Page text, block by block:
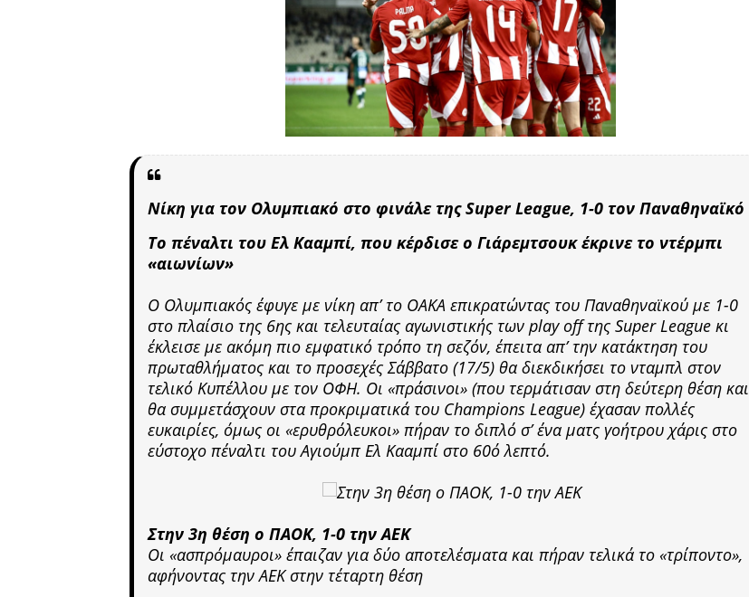
Νίκη για τον Ολυμπιακό στο φινάλε της Super League, 1-0 τον Παναθηναϊκό
Το πέναλτι του Ελ Κααμπί, που κέρδισε ο Γιάρεμτσουκ έκρινε το ντέρμπι
«αιωνίων»
Ο Ολυμπιακός έφυγε με νίκη απ’ το ΟΑΚΑ επικρατώντας του Παναθηναϊκού με 1-0
στο πλαίσιο της 6ης και τελευταίας αγωνιστικής των play off της Super League κι
έκλεισε με ακόμη πιο εμφατικό τρόπο τη σεζόν, έπειτα απ’ την κατάκτηση του
πρωταθλήματος και το προσεχές Σάββατο (17/5) θα διεκδικήσει το νταμπλ στον
τελικό Κυπέλλου με τον ΟΦΗ. Οι «πράσινοι» (που τερμάτισαν στη δεύτερη θέση και
θα συμμετάσχουν στα προκριματικά του Champions League) έχασαν πολλές
ευκαιρίες, όμως οι «ερυθρόλευκοι» πήραν το διπλό σ’ ένα ματς γοήτρου χάρις στο
εύστοχο πέναλτι του Αγιούμπ Ελ Κααμπί στο 60ό λεπτό.
Στην 3η θέση ο ΠΑΟΚ, 1-0 την ΑΕΚ
Οι «ασπρόμαυροι» έπαιζαν για δύο αποτελέσματα και πήραν τελικά το «τρίποντο»,
αφήνοντας την ΑΕΚ στην τέταρτη θέση